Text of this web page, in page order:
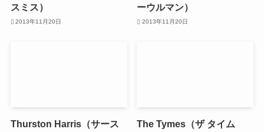
スミス）
2013年11月20日
ーウルマン）
2013年11月20日
Thurston Harris（サース The Tymes（ザ タイム